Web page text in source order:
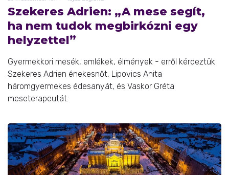
Szekeres Adrien: „A mese segít,
ha nem tudok megbirkózni egy
helyzettel”
Gyermekkori mesék, emlékek, élmények - erről kérdeztük
Szekeres Adrien énekesnőt, Lipovics Anita
háromgyermekes édesanyát, és Vaskor Gréta
meseterapeutát.